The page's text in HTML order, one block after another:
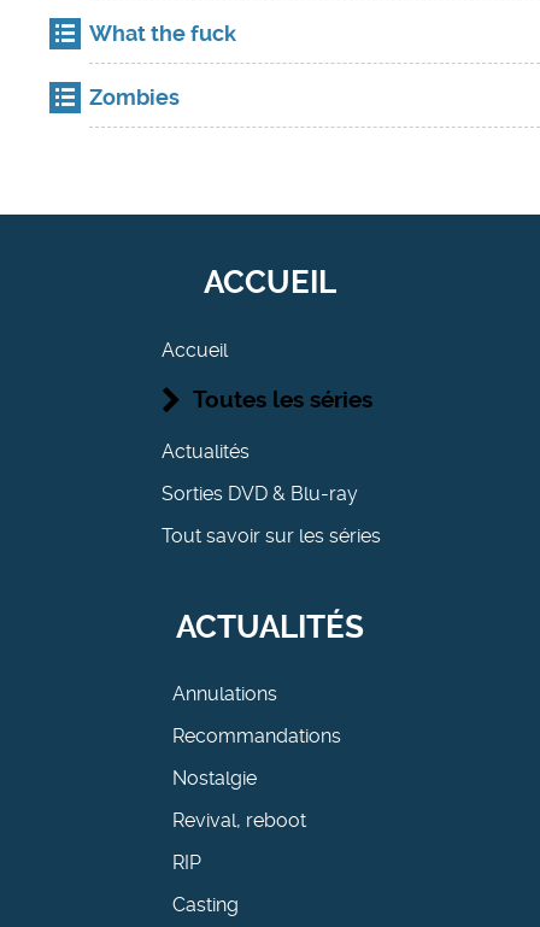
What the fuck
Zombies
ACCUEIL
Accueil
Toutes les séries
Actualités
Sorties DVD & Blu-ray
Tout savoir sur les séries
ACTUALITÉS
Annulations
Recommandations
Nostalgie
Revival, reboot
RIP
Casting